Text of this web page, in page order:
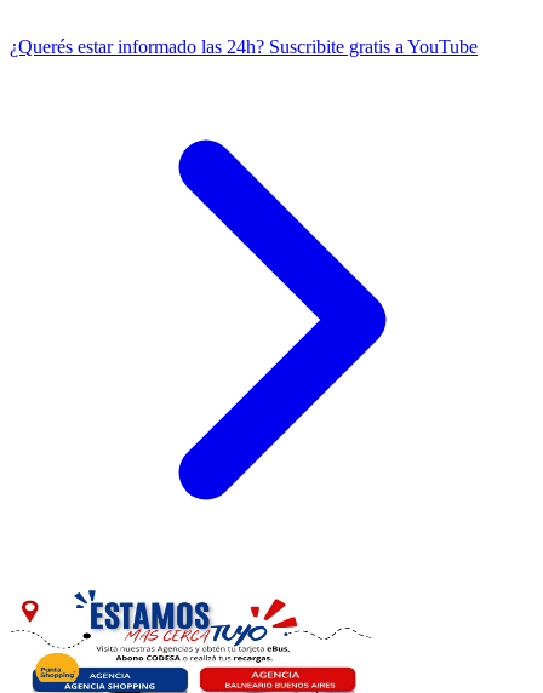
¿Querés estar informado las 24h? Suscribite gratis a YouTube